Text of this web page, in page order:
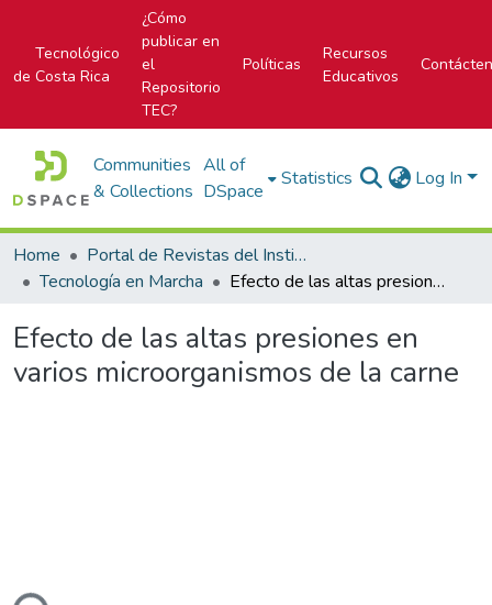
Tecnológico
de Costa Rica
¿Cómo
publicar en
el
Repositorio
TEC?
Políticas
Recursos
Educativos
Communities
& Collections
All of
DSpace
Statistics Log In
Home
Portal de Revistas del Instituto Tecnológico de Costa Rica
Tecnología en Marcha
Efecto de las altas presiones en varios microorganismos de la carne
Efecto de las altas presiones en
varios microorganismos de la carne